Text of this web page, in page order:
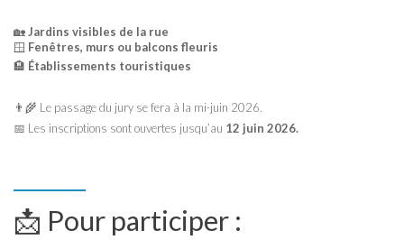
🏡 Jardins visibles de la rue
🪟 Fenêtres, murs ou balcons fleuris
🏨 Établissements touristiques
👨‍🌾 Le passage du jury se fera à la mi-juin 2026.
📅 Les inscriptions sont ouvertes jusqu’au 12 juin 2026.
📩 Pour participer :